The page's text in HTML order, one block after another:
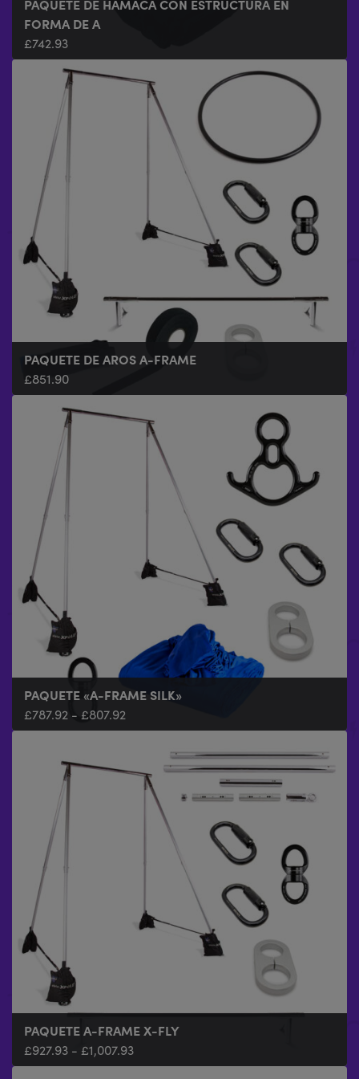
PAQUETE DE HAMACA CON ESTRUCTURA EN
FORMA DE A
£742.93
PAQUETE DE AROS A-FRAME
£851.90
PAQUETE «A-FRAME SILK»
£787.92 - £807.92
PAQUETE A-FRAME X-FLY
£927.93 - £1,007.93
HAMACA AÉREA
£79.99
SOPORTE PARA HAMACA AÉREA
£59.99
AERIAL SILKS
£69.99- £89.99